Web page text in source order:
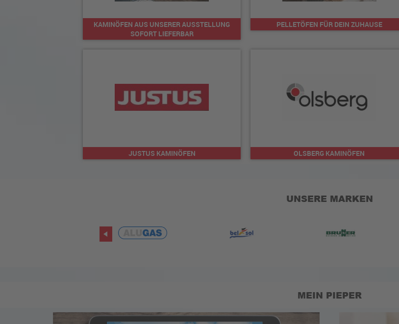
KAMINÖFEN AUS UNSERER AUSSTELLUNG
SOFORT LIEFERBAR
PELLETÖFEN FÜR DEIN ZUHAUSE
JUSTUS KAMINÖFEN OLSBERG KAMINÖFEN
UNSERE MARKEN
MEIN PIEPER